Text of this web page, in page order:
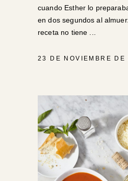
cuando Esther lo
en dos segundos al
receta no tiene
23 DE NOVIEMBRE DE